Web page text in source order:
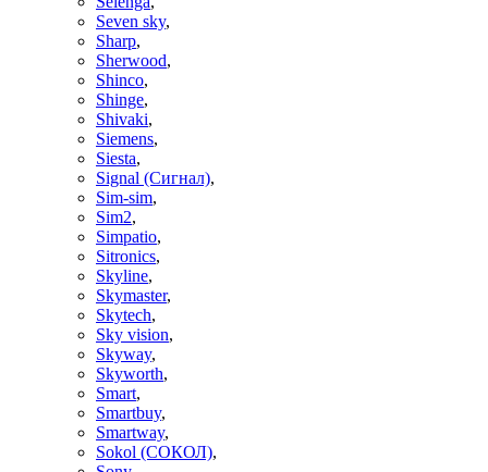
Seven sky,
Sharp,
Sherwood,
Shinco,
Shinge,
Shivaki,
Siemens,
Siesta,
Signal (Сигнал),
Sim-sim,
Sim2,
Simpatio,
Sitronics,
Skyline,
Skymaster,
Skytech,
Sky vision,
Skyway,
Skyworth,
Smart,
Smartbuy,
Smartway,
Sokol (СОКОЛ),